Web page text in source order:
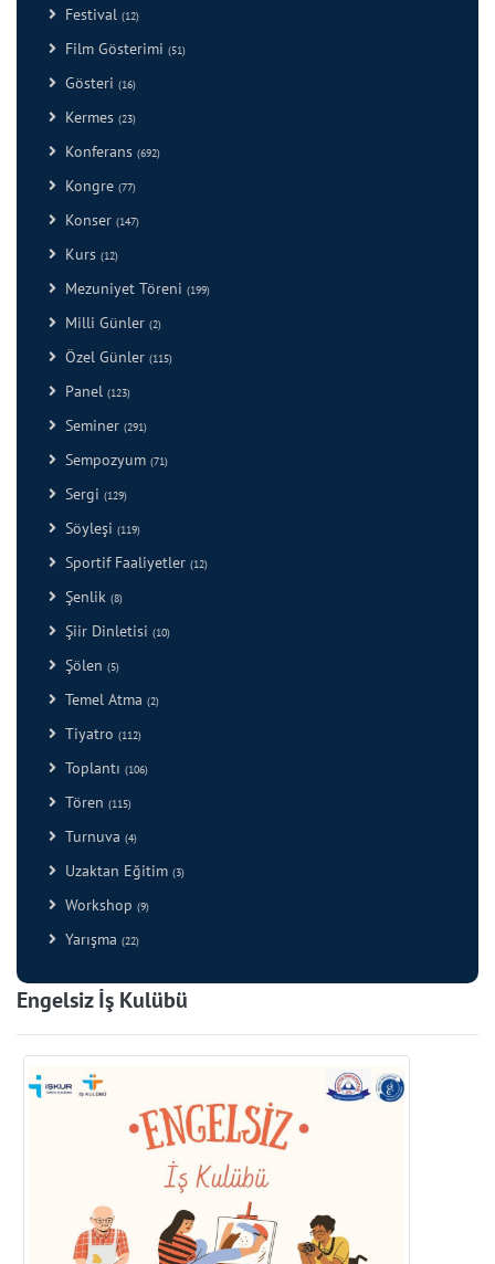
Festival (12)
Film Gösterimi (51)
Gösteri (16)
Kermes (23)
Konferans (692)
Kongre (77)
Konser (147)
Kurs (12)
Mezuniyet Töreni (199)
Milli Günler (2)
Özel Günler (115)
Panel (123)
Seminer (291)
Sempozyum (71)
Sergi (129)
Söyleşi (119)
Sportif Faaliyetler (12)
Şenlik (8)
Şiir Dinletisi (10)
Şölen (5)
Temel Atma (2)
Tiyatro (112)
Toplantı (106)
Tören (115)
Turnuva (4)
Uzaktan Eğitim (3)
Workshop (9)
Yarışma (22)
Engelsiz İş Kulübü